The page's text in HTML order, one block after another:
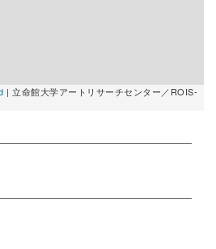
| 立命館大学アートリサーチセンター／ROIS-